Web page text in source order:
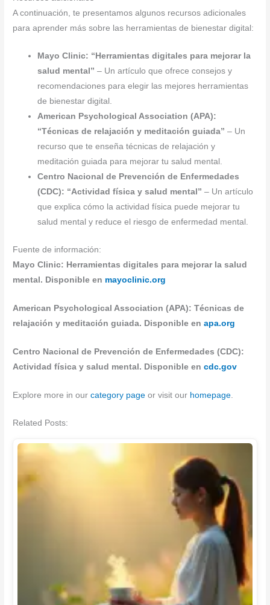
A continuación, te presentamos algunos recursos adicionales
para aprender más sobre las herramientas de bienestar digital:
Mayo Clinic: “Herramientas digitales para mejorar la
salud mental” – Un artículo que ofrece consejos y
recomendaciones para elegir las mejores herramientas
de bienestar digital.
American Psychological Association (APA):
“Técnicas de relajación y meditación guiada” – Un
recurso que te enseña técnicas de relajación y
meditación guiada para mejorar tu salud mental.
Centro Nacional de Prevención de Enfermedades
(CDC): “Actividad física y salud mental” – Un artículo
que explica cómo la actividad física puede mejorar tu
salud mental y reduce el riesgo de enfermedad mental.
Fuente de información:
Mayo Clinic: Herramientas digitales para mejorar la salud
mental. Disponible en mayoclinic.org
American Psychological Association (APA): Técnicas de
relajación y meditación guiada. Disponible enapa.org
Centro Nacional de Prevención de Enfermedades (CDC):
Actividad física y salud mental. Disponible encdc.gov
Explore more in ourcategory page or visit our homepage
Related Posts: